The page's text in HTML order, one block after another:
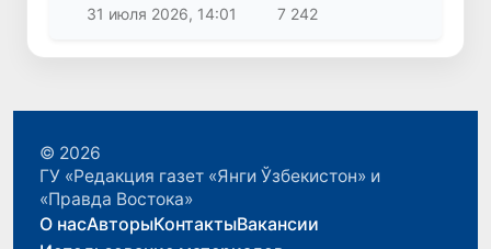
31 июля 2026, 14:01
7 242
© 2026
ГУ «Редакция газет «Янги Ўзбекистон» и
«Правда Востока»
О насАвторыКонтактыВакансии